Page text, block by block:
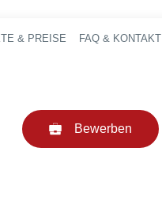
Navigation
& PREISE FAQ & KONTAKT
Bewerben